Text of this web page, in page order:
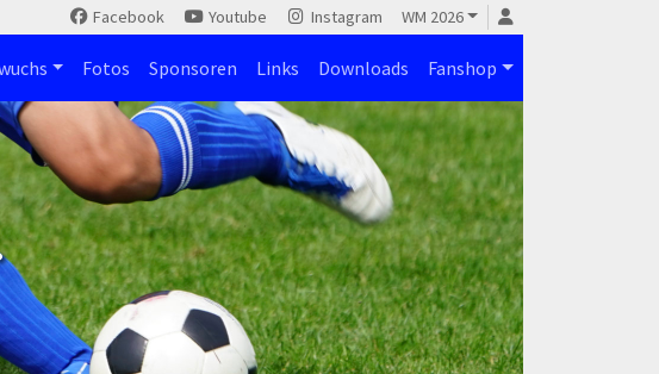
Facebook Youtube Instagram WM 2026
Fotos Sponsoren Links Downloads Fanshop